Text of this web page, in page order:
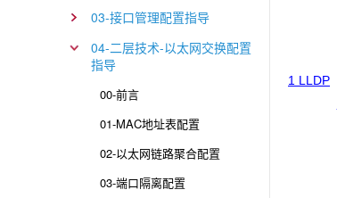
03-接口管理配置指导
04-二层技术-以太网交换配置
指导
00-前言
01-MAC地址表配置
02-以太网链路聚合配置
03-端口隔离配置
1 LLDP